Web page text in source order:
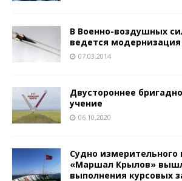
В Военно-воздушных
ведется модернизация
07.03.2014
Двустороннее
учение
06.10.2020
Судно
«Маршал Крылов»
выполнения курсовых